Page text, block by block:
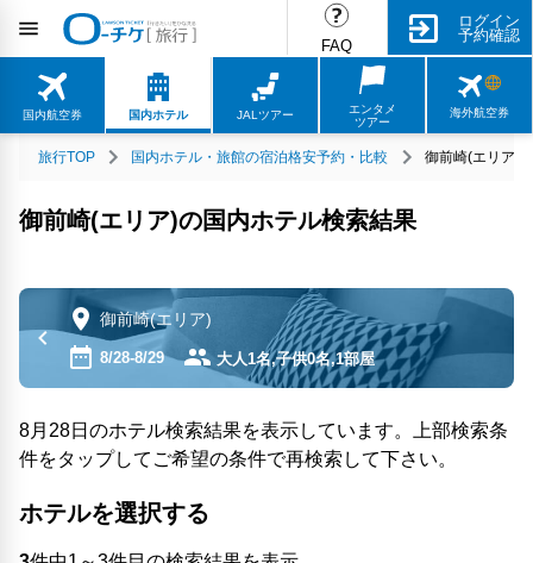
FAQ
ログイン
予約確認
国内航空券 国内ホテル JALツアー
エンタメ
ツアー
海外航空券
旅行TOP 国内ホテル・旅館の宿泊格安予約・比較 御前崎(エリア)
御前崎(エリア)の国内ホテル検索結果
御前崎(エリア)
8/28-8/29 大人1名,子供0名,1部屋
8月28日のホテル検索結果を表示しています。上部検索条
件をタップしてご希望の条件で再検索して下さい。
ホテルを選択する